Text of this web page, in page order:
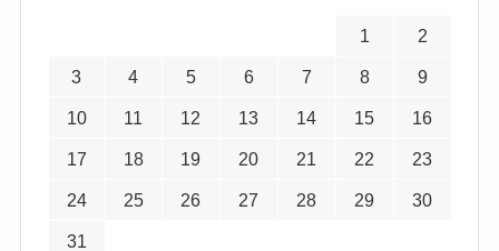
1 2
3 4 5 6 7 8 9
10 11 12 13 14 15 16
17 18 19 20 21 22 23
24 25 26 27 28 29 30
31